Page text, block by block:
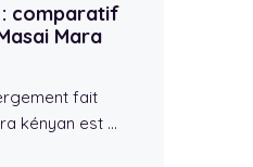
comparatif
Mara
fait
kényan est …